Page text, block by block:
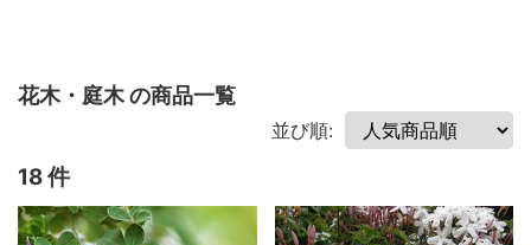
花木・庭木 の商品一覧
並び順:
18 件